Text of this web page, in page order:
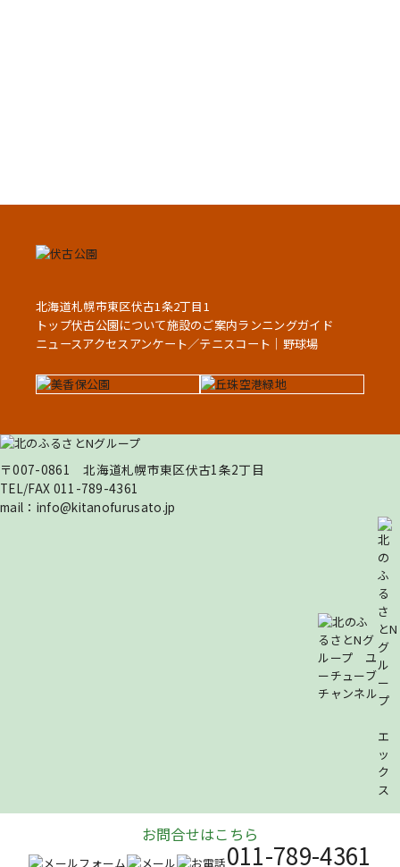
北海道札幌市東区伏古1条2丁目1
トップ伏古公園について施設のご案内ランニングガイド
ニュースアクセスアンケート／テニスコート 野球場
〒007-0861北海道札幌市東区伏古1条2丁目
TEL/FAX 011-789-4361
mail： info@kitanofurusato.jp
お問合せはこちら
011-789-4361